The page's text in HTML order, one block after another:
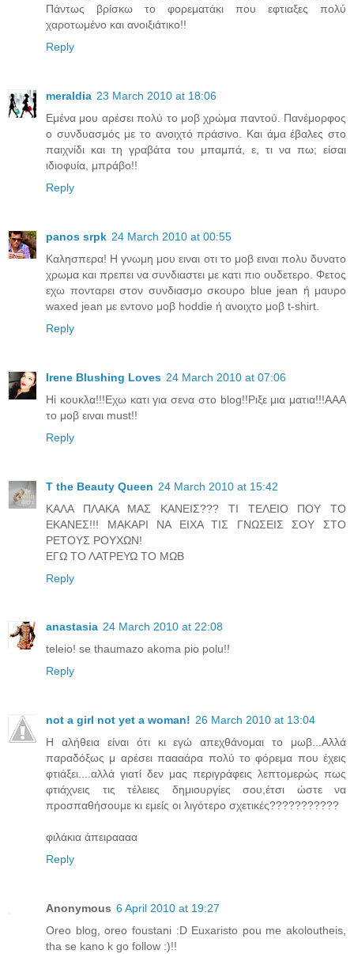
Πάντως βρίσκω το φορεματάκι που εφτιαξες πολύ
χαροτωμένο και ανοιξιάτικο!!
Reply
meraldia 23 March 2010 at 18:06
Εμένα μου αρέσει πολύ το μοβ χρώμα παντού. Πανέμορφος
ο συνδυασμός με το ανοιχτό πράσινο. Και άμα έβαλες στο
παιχνίδι και τη γραβάτα του μπαμπά, ε, τι να πω; είσαι
ιδιοφυία, μπράβο!!
Reply
panos srpk 24 March 2010 at 00:55
Καλησπερα! Η γνωμη μου ειναι οτι το μοβ ειναι πολυ δυνατο
χρωμα και πρεπει να συνδιαστει με κατι πιο ουδετερο. Φετος
εχω πονταρει στον συνδιασμο σκουρο blue jean ή μαυρο
waxed jean με εντονο μοβ hoddie ή ανοιχτο μοβ t-shirt.
Reply
Irene Blushing Loves 24 March 2010 at 07:06
Hi κουκλα!!!Εχω κατι για σενα στο blog!!Ριξε μια ματια!!!ΑΑΑ
το μοβ ειναι must!!
Reply
T the Beauty Queen 24 March 2010 at 15:42
ΚΑΛΑ ΠΛΑΚΑ ΜΑΣ ΚΑΝΕΙΣ??? ΤΙ ΤΕΛΕΙΟ ΠΟΥ ΤΟ
ΕΚΑΝΕΣ!!! ΜΑΚΑΡΙ ΝΑ ΕΙΧΑ ΤΙΣ ΓΝΩΣΕΙΣ ΣΟΥ ΣΤΟ
ΡΕΤΟΥΣ ΡΟΥΧΩΝ!
ΕΓΩ ΤΟ ΛΑΤΡΕΥΩ ΤΟ ΜΩΒ
Reply
anastasia 24 March 2010 at 22:08
teleio! se thaumazo akoma pio polu!!
Reply
not a girl not yet a woman! 26 March 2010 at 13:04
Η αλήθεια είναι ότι κι εγώ απεχθάνομαι το μωβ...Αλλά
παραδόξως μ αρέσει παααάρα πολύ το φόρεμα που έχεις
φτιάξει....αλλά γιατί δεν μας περιγράφεις λεπτομερώς πως
φτιάχνεις τις τέλειες δημιουργίες σου,έτσι ώστε να
προσπαθήσουμε κι εμείς οι λιγότερο σχετικές???????????
φιλάκια άπειραααα
Reply
Anonymous 6 April 2010 at 19:27
Oreo blog, oreo foustani :D Euxaristo pou me akoloutheis,
tha se kano k go follow :)!!